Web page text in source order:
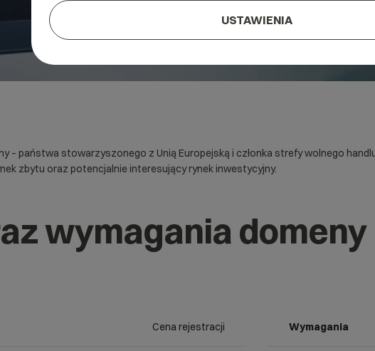
– państwa stowarzyszonego z Unią Europejską i członka strefy wolnego
zbytu oraz potencjalnie interesujący rynek inwestycyjny.
wymagania domeny
Cena rejestracji Wymagania
USTAWIENIA